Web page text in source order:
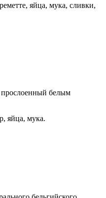
яйца, мука, сливки,
белым
яйца, мука.